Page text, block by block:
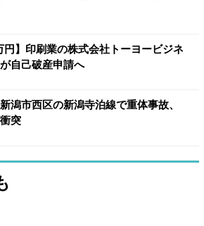
円】印刷業の株式会社トーヨービジネ
自己破産申請へ
潟市西区の新潟寺泊線で重体事故、
突